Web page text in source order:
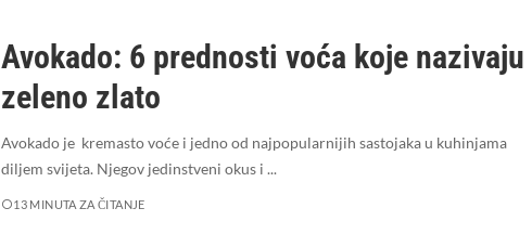
Avokado: 6 prednosti voća koje nazivaju
zeleno zlato
Avokado je kremasto voće i jedno od najpopularnijih sastojaka u kuhinjama
diljem svijeta. Njegov jedinstveni okus i ...
13 MINUTA ZA ČITANJE